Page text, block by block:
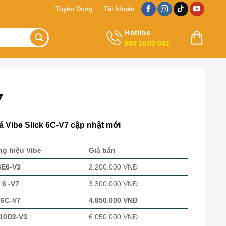
Tuyển Dụng Tài khoản
Hotline
090 1800 001
Vibe Slick 6C-V7 cập nhật mới
hiệu Vibe Giá bán
V3 2.200.000 VNĐ
-V7 3.300.000 VNĐ
V7 4.850.000 VNĐ
V3 6.050.000 VNĐ